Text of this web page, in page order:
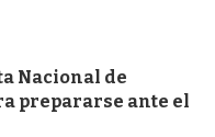
Nacional de
prepararse ante el